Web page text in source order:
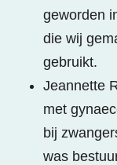
geworden
die wij
gebruikt.
Jeannette
met
bij
was